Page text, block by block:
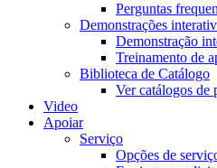
Perguntas
Demonstrações
Demonstração
Treinamento de
Biblioteca de Catálogo
Ver catálogos de
Video
Apoiar
Serviço
Opções de